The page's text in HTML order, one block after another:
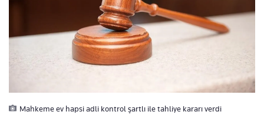
Mahkeme ev hapsi adli kontrol şartlı ile tahliye kararı verdi